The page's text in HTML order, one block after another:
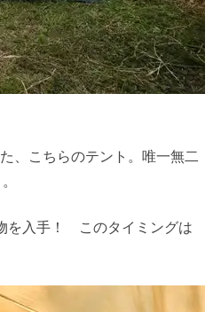
、こちらのテント。唯一無二
を入手！ このタイミングは